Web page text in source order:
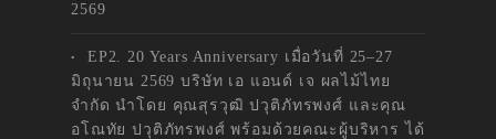
2569
EP2. 20 Years Anniversary เมื่อวันที่ 25–27
มิถุนายน 2569 บริษัท เอ แอนด์ เจ ผลไม้ไทย
จำกัด นำโดย คุณสุรวุฒิ ปวุติภัทรพงศ์ และคุณ
อโณทัย ปวุติภัทรพงศ์ พร้อมด้วยคณะผู้บริหาร ได้